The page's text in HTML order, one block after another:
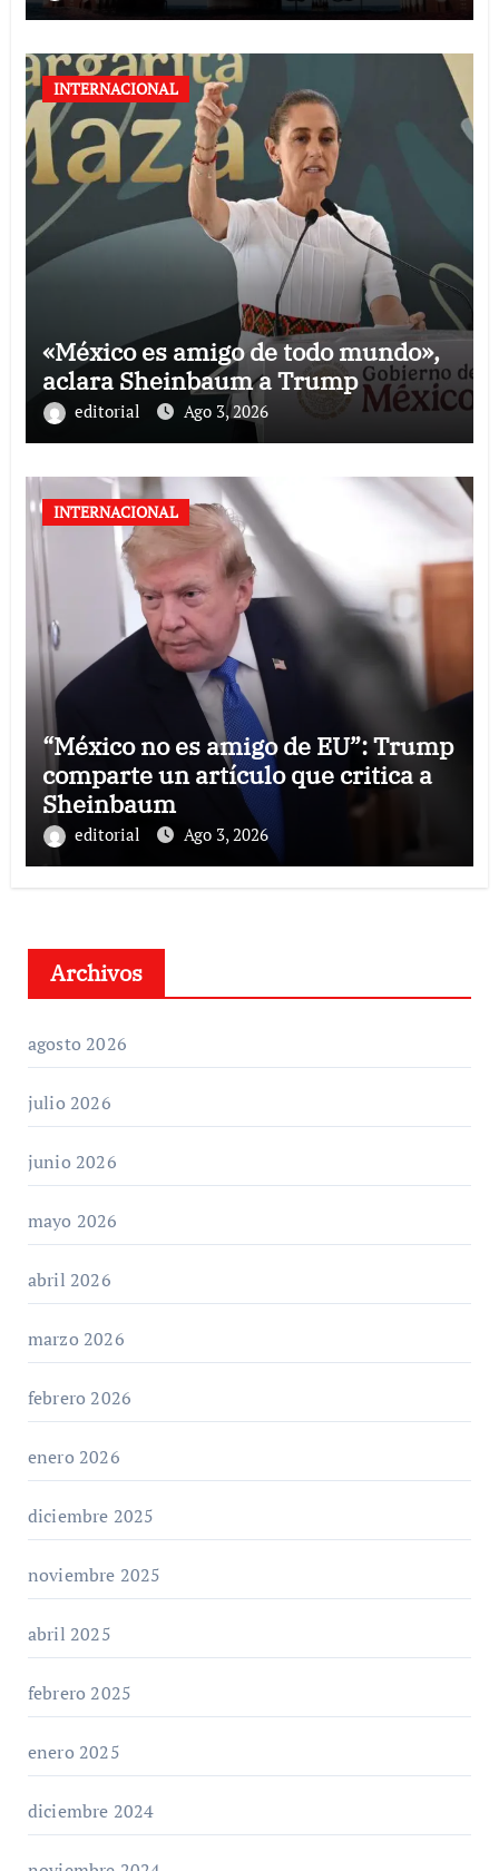
INTERNACIONAL
«México es amigo de todo mundo»,
aclara Sheinbaum a Trump
editorial Ago 3, 2026
INTERNACIONAL
“México no es amigo de EU”: Trump
comparte un artículo que critica a
Sheinbaum
editorial Ago 3, 2026
Archivos
agosto 2026
julio 2026
junio 2026
mayo 2026
abril 2026
marzo 2026
febrero 2026
enero 2026
diciembre 2025
noviembre 2025
abril 2025
febrero 2025
enero 2025
diciembre 2024